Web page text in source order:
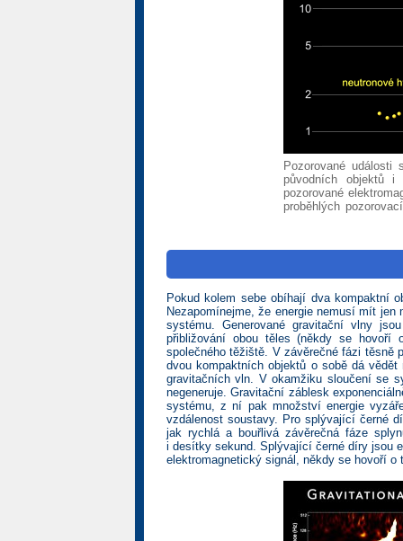
Pozorované
původních objektů i
pozorované
proběhlých
Pokud kolem sebe obíhají dva kompaktní
Nezapomínejme, že energie nemusí mít
systému. Generované gravitační vlny
přibližování obou těles (někdy se hovoří
společného těžiště. V závěrečné fázi těsně
dvou kompaktních objektů o sobě dá
gravitačních vln. V okamžiku sloučení se
negeneruje. Gravitační záblesk
systému, z ní pak množství energie
vzdálenost soustavy. Pro splývající černé
jak rychlá a bouřlivá závěrečná fáze
i desítky sekund. Splývající černé díry jsou
elektromagnetický signál, někdy se hovoří o